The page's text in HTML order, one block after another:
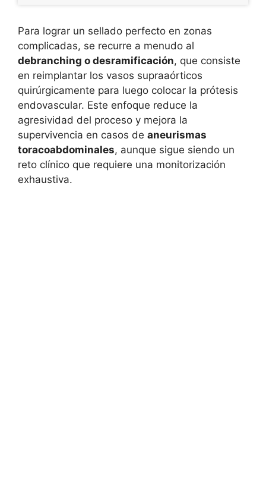
Para lograr un sellado perfecto en zonas
complicadas, se recurre a menudo al
debranching o desramificación, que consiste
en reimplantar los vasos supraaórticos
quirúrgicamente para luego colocar la prótesis
endovascular. Este enfoque reduce la
agresividad del proceso y mejora la
supervivencia en casos de aneurismas
toracoabdominales, aunque sigue siendo un
reto clínico que requiere una monitorización
exhaustiva.